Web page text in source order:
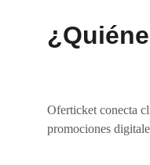
Oferticket conecta
promociones